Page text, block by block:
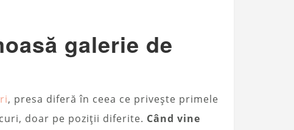
galerie de
, presa diferă în ceea ce privește primele
doar pe poziții diferite. Când vine